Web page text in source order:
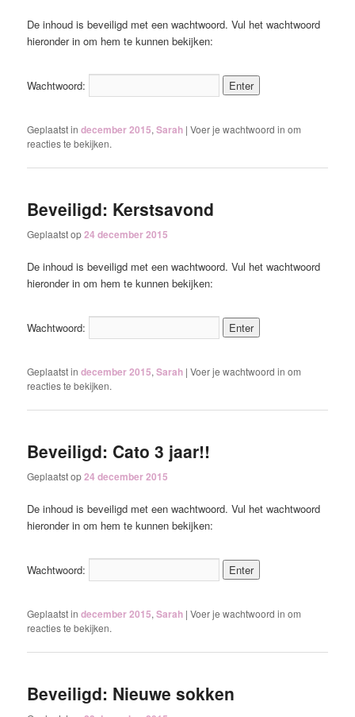
De inhoud is beveiligd met een wachtwoord. Vul het wachtwoord
hieronder in om hem te kunnen bekijken:
Wachtwoord:
Geplaatst in december 2015,Sarah |Voer je wachtwoord in om
reacties te bekijken.
Beveiligd: Kerstsavond
Geplaatst op24 december 2015
De inhoud is beveiligd met een wachtwoord. Vul het wachtwoord
hieronder in om hem te kunnen bekijken:
Wachtwoord:
Geplaatst in december 2015,Sarah |Voer je wachtwoord in om
reacties te bekijken.
Beveiligd: Cato 3 jaar!!
Geplaatst op24 december 2015
De inhoud is beveiligd met een wachtwoord. Vul het wachtwoord
hieronder in om hem te kunnen bekijken:
Wachtwoord:
Geplaatst in december 2015,Sarah |Voer je wachtwoord in om
reacties te bekijken.
Beveiligd: Nieuwe sokken